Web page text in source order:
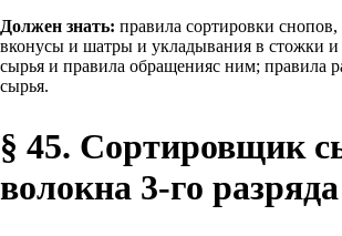
Должен знать: правила сортировки снопов,
вконусы и шатры и укладывания в стожки
сырья и правила обращенияс ним; правила
сырья.
§ 45. Сортировщик
волокна 3-го разряда